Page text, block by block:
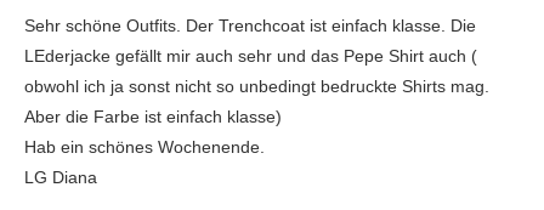
Sehr schöne Outfits. Der Trenchcoat ist einfach klasse. Die
LEderjacke gefällt mir auch sehr und das Pepe Shirt auch (
obwohl ich ja sonst nicht so unbedingt bedruckte Shirts mag.
Aber die Farbe ist einfach klasse)
Hab ein schönes Wochenende.
LG Diana